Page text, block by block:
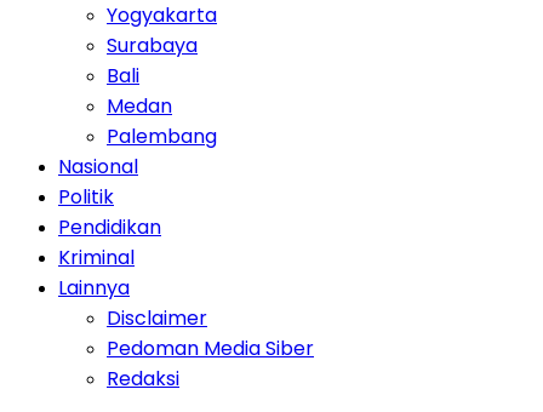
Yogyakarta
Surabaya
Bali
Medan
Palembang
Nasional
Politik
Pendidikan
Kriminal
Lainnya
Disclaimer
Pedoman Media Siber
Redaksi